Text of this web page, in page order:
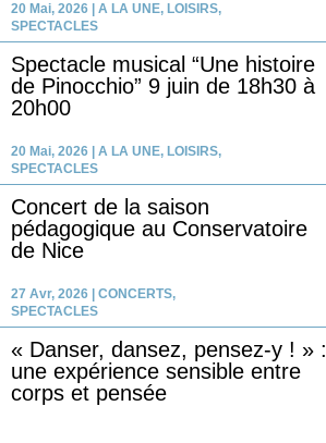
20 Mai, 2026 A LA UNE, LOISIRS,
SPECTACLES
Spectacle musical “Une histoire
de Pinocchio” 9 juin de 18h30 à
20h00
20 Mai, 2026 A LA UNE, LOISIRS,
SPECTACLES
Concert de la saison
pédagogique au Conservatoire
de Nice
27 Avr, 2026 CONCERTS,
SPECTACLES
« Danser, dansez, pensez-y ! » :
une expérience sensible entre
corps et pensée